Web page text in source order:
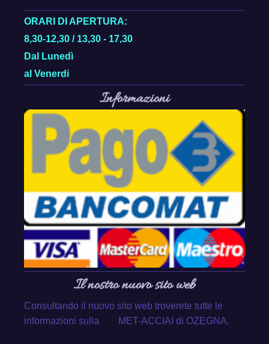
ORARI DI APERTURA:
8,30-12,30 / 13,30 - 17,30
Dal Lunedì
al Venerdi
Informazioni
Il nostro nuovo sito web
Consultando il nuovo sito web troverete tutte le
informazioni sulla MET-ACCIAI di OZEGNA.